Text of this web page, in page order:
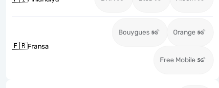
🇫🇷Fransa
Bouygues Orange
Free Mobile